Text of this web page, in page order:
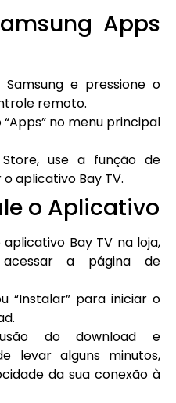
Apps
Samsung e pressione o
remoto.
no menu principal
use a função de
aplicativo Bay TV.
o Aplicativo
Bay TV na loja,
a página de
“Instalar” para iniciar o
do download e
levar alguns minutos,
da sua conexão à